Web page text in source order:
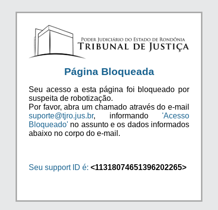
Página Bloqueada
Seu acesso a esta página foi bloqueado por
suspeita de robotização.
Por favor, abra um chamado através do e-mail
suporte@tjro.jus.br, informando 'Acesso
Bloqueado' no assunto e os dados informados
abaixo no corpo do e-mail.
Seu support ID é: <11318074651396202265>